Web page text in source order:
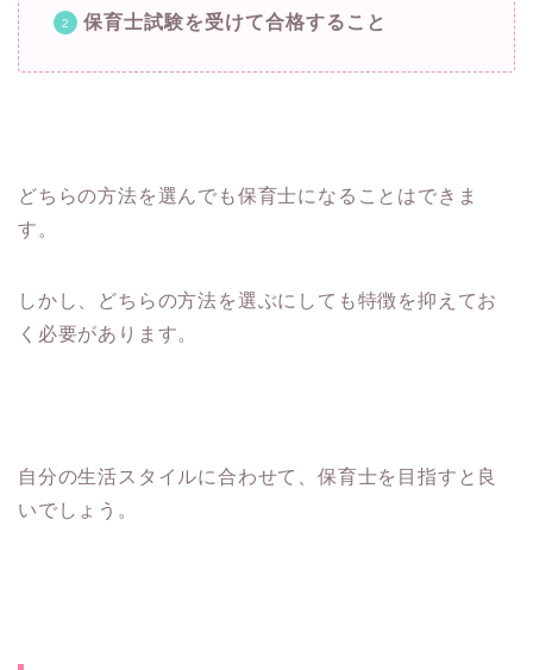
保育士試験を受けて合格すること
どちらの方法を選んでも保育士になることはできま
す。
しかし、どちらの方法を選ぶにしても特徴を抑えてお
く必要があります。
自分の生活スタイルに合わせて、保育士を目指すと良
いでしょう。